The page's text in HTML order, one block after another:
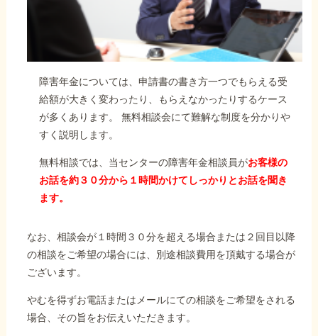
障害年金については、申請書の書き方一つでもらえる受
給額が大きく変わったり、もらえなかったりするケース
が多くあります。 無料相談会にて難解な制度を分かりや
すく説明します。
無料相談では、当センターの障害年金相談員がお客様の
お話を約３０分から１時間かけてしっかりとお話を聞き
ます。
なお、相談会が１時間３０分を超える場合または２回目以降
の相談をご希望の場合には、別途相談費用を頂戴する場合が
ございます。
やむを得ずお電話またはメールにての相談をご希望をされる
場合、その旨をお伝えいただきます。